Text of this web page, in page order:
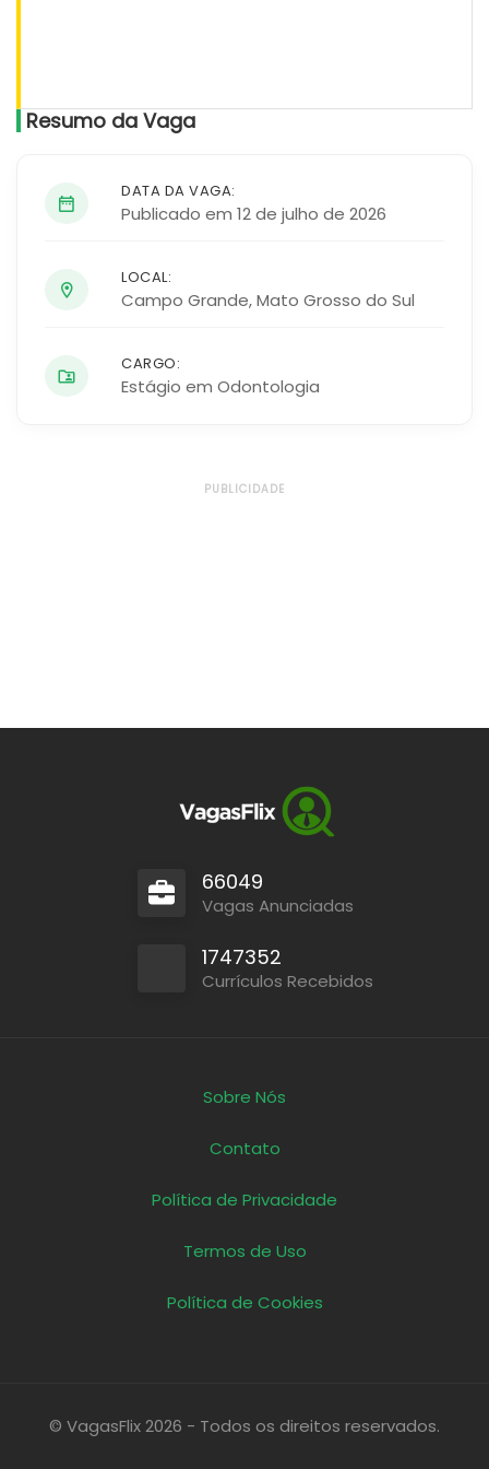
Resumo da Vaga
DATA DA VAGA:
Publicado em 12 de julho de 2026
LOCAL:
Campo Grande,Mato Grosso do Sul
CARGO:
Estágio em Odontologia
PUBLICIDADE
66049
Vagas Anunciadas
1747352
Currículos Recebidos
Sobre Nós
Contato
Política de Privacidade
Termos de Uso
Política de Cookies
© VagasFlix 2026 - Todos os direitos reservados.